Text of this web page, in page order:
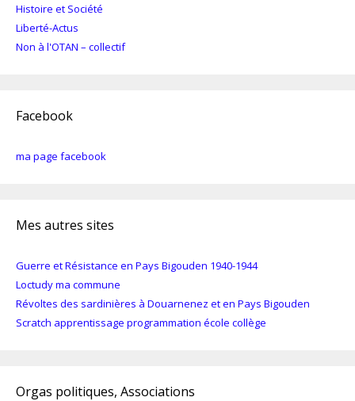
Histoire et Société
Liberté-Actus
Non à l'OTAN – collectif
Facebook
ma page facebook
Mes autres sites
Guerre et Résistance en Pays Bigouden 1940-1944
Loctudy ma commune
Révoltes des sardinières à Douarnenez et en Pays Bigouden
Scratch apprentissage programmation école collège
Orgas politiques, Associations